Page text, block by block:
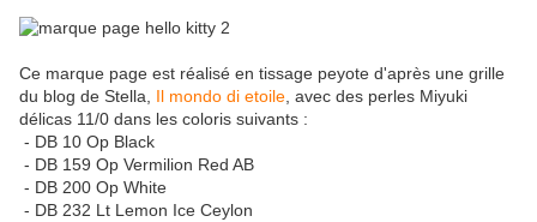
Ce marque page est réalisé en tissage peyote d'après une grille
du blog de Stella, Il mondo di etoile , avec des perles Miyuki
délicas 11/0 dans les coloris suivants :
- DB 10 Op Black
- DB 159 Op Vermilion Red AB
- DB 200 Op White
- DB 232 Lt Lemon Ice Ceylon